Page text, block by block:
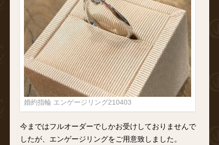
婚約指輪 エンゲージリング210403
今まではフルオーダーでしかお受けしておりませんで
したが、エンゲージリングをご用意致しました。